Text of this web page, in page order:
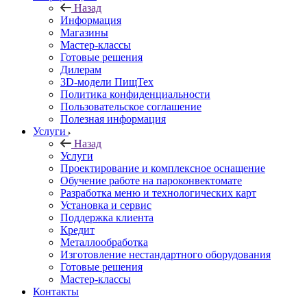
Назад
Информация
Магазины
Мастер-классы
Готовые решения
Дилерам
3D-модели ПищТех
Политика конфиденциальности
Пользовательское соглашение
Полезная информация
Услуги
Назад
Услуги
Проектирование и комплексное оснащение
Обучение работе на пароконвектомате
Разработка меню и технологических карт
Установка и сервис
Поддержка клиента
Кредит
Металлообработка
Изготовление нестандартного оборудования
Готовые решения
Мастер-классы
Контакты